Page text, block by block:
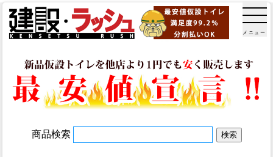
メニュー
商品検索